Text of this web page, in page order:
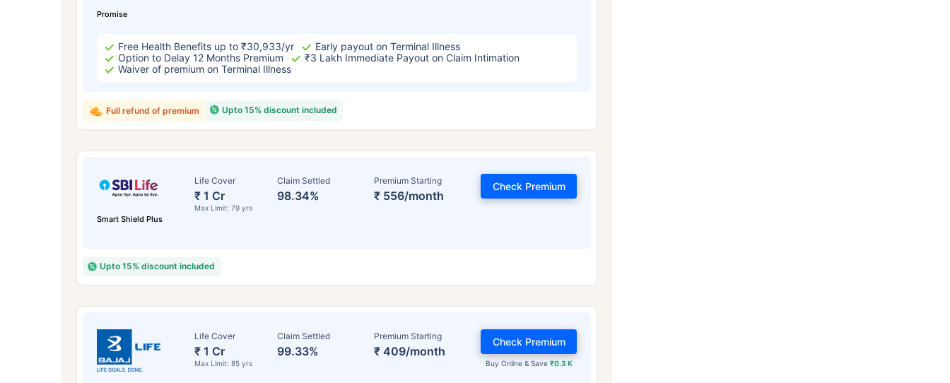
Promise
Free Health Benefits up to ₹30,933/yr
Early payout on Terminal Illness
Option to Delay 12 Months Premium
₹3 Lakh Immediate Payout on Claim Intimation
Waiver of premium on Terminal Illness
Upto 15% discount included
Full refund of premium
Smart Shield Plus
Life Cover
₹ 1 Cr
Max Limit: 79 yrs
Claim Settled
98.34%
Premium Starting
₹ 556/month
Check Premium
Upto 15% discount included
Life Cover
₹ 1 Cr
Max Limit: 85 yrs
Claim Settled
99.33%
Premium Starting
₹ 409/month
Buy Online & Save ₹0.3 K
Check Premium